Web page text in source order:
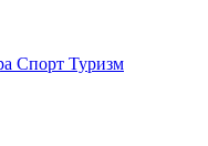
Спорт Туризм